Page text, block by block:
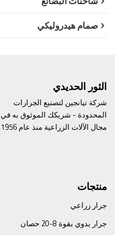
صمام هيدروليكي
الثور الحديدي
شركة تيانجين لتصنيع الجرارات
المحدودة - شريكك الموثوق به في
مجال الآلات الزراعية منذ عام 1956.
منتجات
جرار زراعي
جرار يدوي بقوة 8-20 حصان